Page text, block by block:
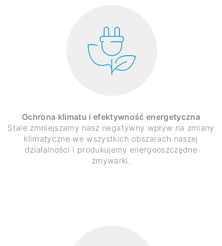
Ochrona klimatu i efektywność energetyczna
Stale zmniejszamy nasz negatywny wpływ na zmiany
klimatyczne we wszystkich obszarach naszej
działalności i produkujemy energooszczędne
zmywarki.